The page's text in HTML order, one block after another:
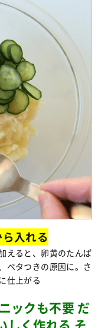
入れる
えると、卵黄のたんぱ
ベタつきの原因に。さ
仕上がる
ックも不要 だ